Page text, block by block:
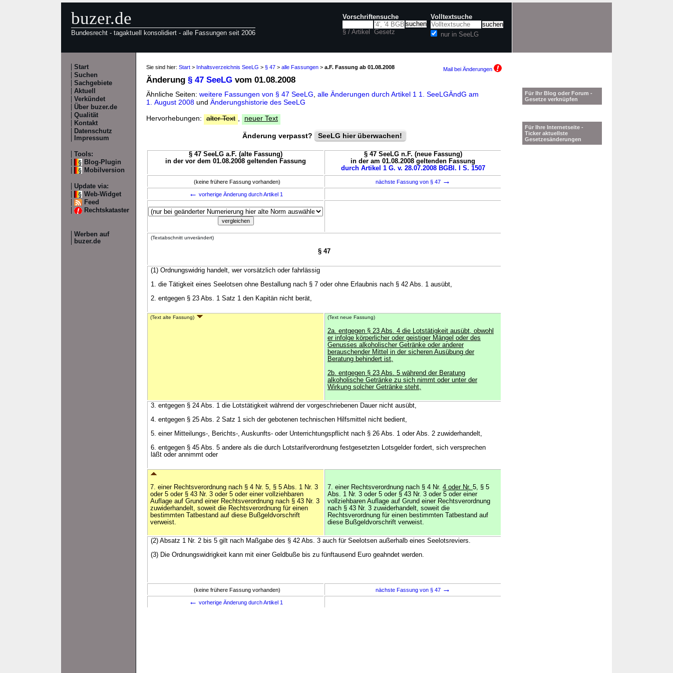
buzer.de
Bundesrecht - tagaktuell konsolidiert - alle Fassungen seit 2006
Vorschriftensuche
§ / Artikel Gesetz
Volltextsuche
nur in SeeLG
Start
Suchen
Sachgebiete
Aktuell
Verkündet
Über buzer.de
Qualität
Kontakt
Datenschutz
Impressum
Tools:
Blog-Plugin
Mobilversion
Update via:
Web-Widget
Feed
Rechtskataster
Werben auf
buzer.de
Sie sind hier: Start > Inhaltsverzeichnis SeeLG > § 47 > alle Fassungen > a.F. Fassung ab 01.08.2008 Mail bei Änderungen
Änderung § 47 SeeLG vom 01.08.2008
Ähnliche Seiten: weitere Fassungen von § 47 SeeLG alle Änderungen durch Artikel 1 1. SeeLGÄndG am
1. August 2008 und Änderungshistorie des SeeLG
Hervorhebungen:
alter Text neuer Text
Änderung verpasst? SeeLG hier überwachen!
§ 47 SeeLG a.F. (alte Fassung)
in der vor dem 01.08.2008 geltenden Fassung
§ 47 SeeLG n.F. (neue Fassung)
in der am 01.08.2008 geltenden Fassung
durch Artikel 1 G. v. 28.07.2008 BGBl. I S. 1507
(keine frühere Fassung vorhanden) nächste Fassung von § 47 →
← vorherige Änderung durch Artikel 1
(Textabschnitt unverändert)
§ 47
(1) Ordnungswidrig handelt, wer vorsätzlich oder fahrlässig
1. die Tätigkeit eines Seelotsen ohne Bestallung nach § 7 oder ohne Erlaubnis nach § 42 Abs. 1 ausübt,
2. entgegen § 23 Abs. 1 Satz 1 den Kapitän nicht berät,
(Text alte Fassung) (Text neue Fassung)
2a. entgegen § 23 Abs. 4 die Lotstätigkeit ausübt, obwohl
er infolge körperlicher oder geistiger Mängel oder des
Genusses alkoholischer Getränke oder anderer
berauschender Mittel in der sicheren Ausübung der
Beratung behindert ist,
2b. entgegen § 23 Abs. 5 während der Beratung
alkoholische Getränke zu sich nimmt oder unter der
Wirkung solcher Getränke steht,
3. entgegen § 24 Abs. 1 die Lotstätigkeit während der vorgeschriebenen Dauer nicht ausübt,
4. entgegen § 25 Abs. 2 Satz 1 sich der gebotenen technischen Hilfsmittel nicht bedient,
5. einer Mitteilungs-, Berichts-, Auskunfts- oder Unterrichtungspflicht nach § 26 Abs. 1 oder Abs. 2 zuwiderhandelt,
6. entgegen § 45 Abs. 5 andere als die durch Lotstarifverordnung festgesetzten Lotsgelder fordert, sich versprechen
läßt oder annimmt oder
7. einer Rechtsverordnung nach § 4 Nr. 5, § 5 Abs. 1 Nr. 3
oder 5 oder § 43 Nr. 3 oder 5 oder einer vollziehbaren
Auflage auf Grund einer Rechtsverordnung nach § 43 Nr. 3
zuwiderhandelt, soweit die Rechtsverordnung für einen
bestimmten Tatbestand auf diese Bußgeldvorschrift
verweist.
7. einer Rechtsverordnung nach § 4 Nr. 4 oder Nr. 5, § 5
Abs. 1 Nr. 3 oder 5 oder § 43 Nr. 3 oder 5 oder einer
vollziehbaren Auflage auf Grund einer Rechtsverordnung
nach § 43 Nr. 3 zuwiderhandelt, soweit die
Rechtsverordnung für einen bestimmten Tatbestand auf
diese Bußgeldvorschrift verweist.
(2) Absatz 1 Nr. 2 bis 5 gilt nach Maßgabe des § 42 Abs. 3 auch für Seelotsen außerhalb eines Seelotsreviers.
(3) Die Ordnungswidrigkeit kann mit einer Geldbuße bis zu fünftausend Euro geahndet werden.
(keine frühere Fassung vorhanden) nächste Fassung von § 47 →
← vorherige Änderung durch Artikel 1
Für Ihr Blog oder Forum -
Gesetze verknüpfen
Für Ihre Internetseite -
Ticker aktuellste
Gesetzesänderungen